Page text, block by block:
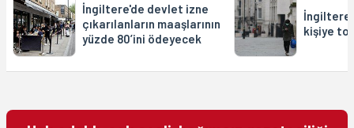
İngiltere'de devlet izne
çıkarılanların maaşlarının
yüzde 80’ini ödeyecek
kişiye